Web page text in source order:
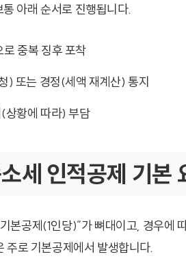
아래 순서로 진행됩니다.
중복 징후 포착
) 또는 경정(세액 재계산) 통지
상황에 따라) 부담
세 인적공제 기본
본공제(1인당)”가 뼈대이고, 경우
주로 기본공제에서 발생합니다.